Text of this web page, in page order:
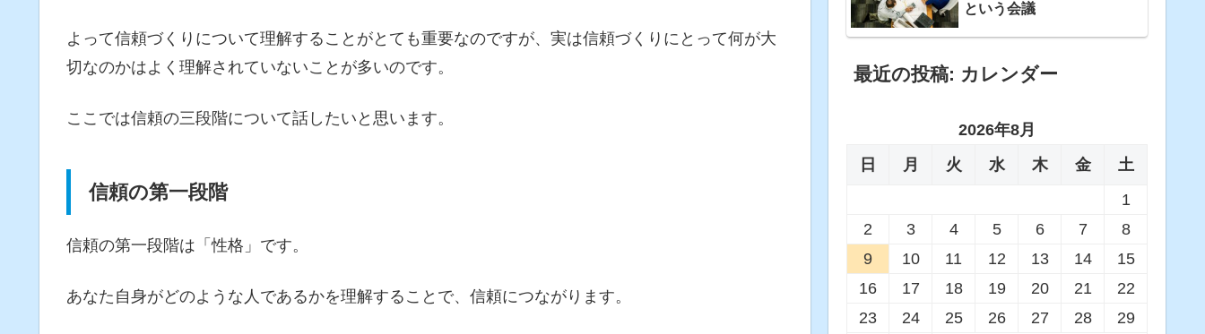
よって信頼づくりについて理解することがとても重要なのですが、実は信頼づくりにとって何が大
切なのかはよく理解されていないことが多いのです。
ここでは信頼の三段階について話したいと思います。
信頼の第一段階
信頼の第一段階は「性格」です。
あなた自身がどのような人であるかを理解することで、信頼につながります。
という会議
最近の投稿: カレンダー
2026年8月
日
月 火 水 木 金
土
1
2
3 4 5 6 7
8
9
10 11 12 13 14
15
16
17 18 19 20 21
22
23
24 25 26 27 28
29